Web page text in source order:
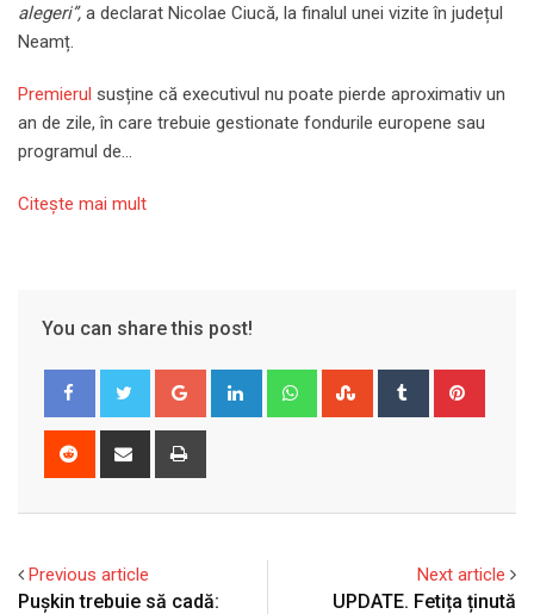
alegeri”, a declarat Nicolae Ciucă, la finalul unei vizite în județul
Neamț.
Premierul susține că executivul nu poate pierde aproximativ un
an de zile, în care trebuie gestionate fondurile europene sau
programul de…
Citeşte mai mult
You can share this post!
Google+ LinkedIn WhatsappStumbleUpon
Tumblr
Reddit
Share
Previous article
Pușkin trebuie să cadă:
Next article
UPDATE. Fetița ținută